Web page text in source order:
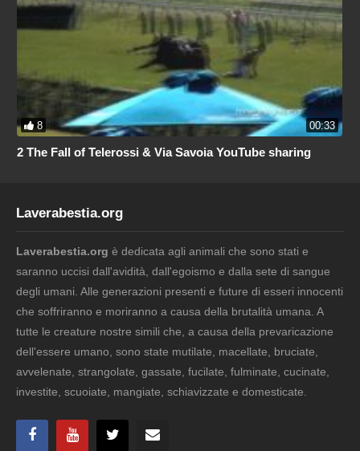
8 00:33
2 The Fall of Telerossi & Via Savoia YouTube sharing
Laverabestia.org
Laverabestia.org è dedicata agli animali che sono stati e
saranno uccisi dall'avidità, dall'egoismo e dalla sete di sangue
degli umani. Alle generazioni presenti e future di esseri innocenti
che soffriranno e moriranno a causa della brutalità umana. A
tutte le creature nostre simili che, a causa della prevaricazione
dell'essere umano, sono state mutilate, macellate, bruciate,
avvelenate, strangolate, gassate, fucilate, fulminate, cucinate,
investite, scuoiate, mangiate, schiavizzate e domesticate.